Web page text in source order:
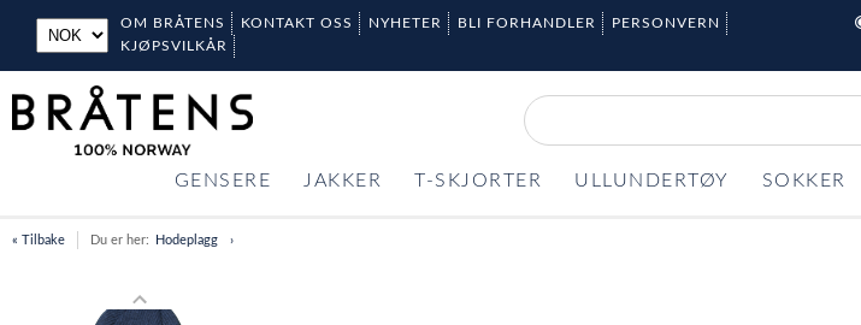
OM BRÅTENS KONTAKT OSS NYHETER BLI FORHANDLER
PERSONVERN
KJØPSVILKÅR
GENSERE JAKKER T-SKJORTER ULLUNDERTØY SOKKER
« Tilbake Du er her: Hodeplagg